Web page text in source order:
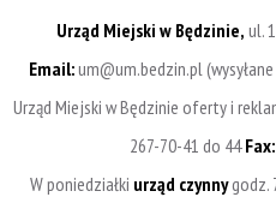
Urząd Miejski w Będzinie, ul.
Email:um@um.bedzin.pl
Urząd Miejski w Będzinie oferty i
267-70-41 do 44Fax:
W poniedziałki urząd czynnygodz.